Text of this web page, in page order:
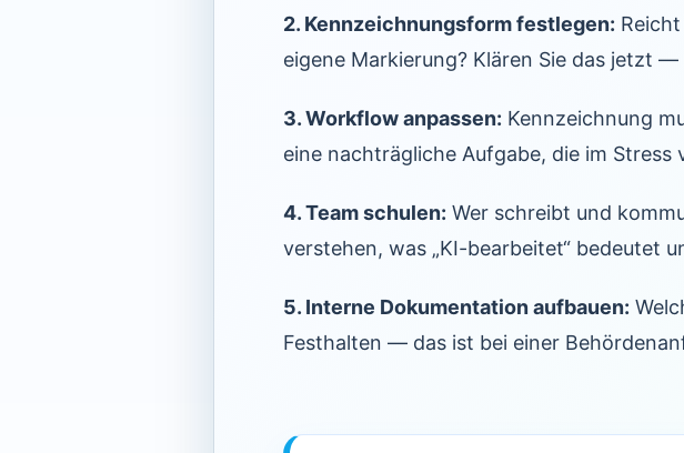
2. Kennzeichnungsform festlegen:
eigene Markierung? Klären Sie das jetzt
3. Workflow anpassen: Kennzeichnung
eine nachträgliche Aufgabe, die im Stress
4. Team schulen: Wer schreibt und
verstehen, was „KI-bearbeitet“ bedeutet
5. Interne Dokumentation aufbauen:
Festhalten — das ist bei einer